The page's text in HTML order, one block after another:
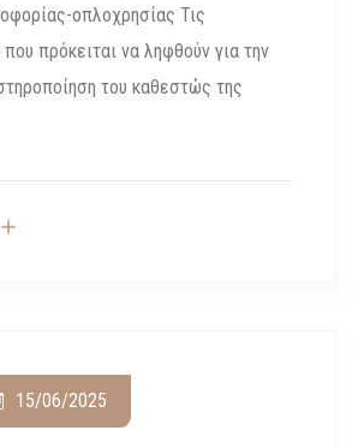
οπλοχρησίας Τις
πρόκειται να ληφθούν για την
του καθεστώς της
15/06/2025